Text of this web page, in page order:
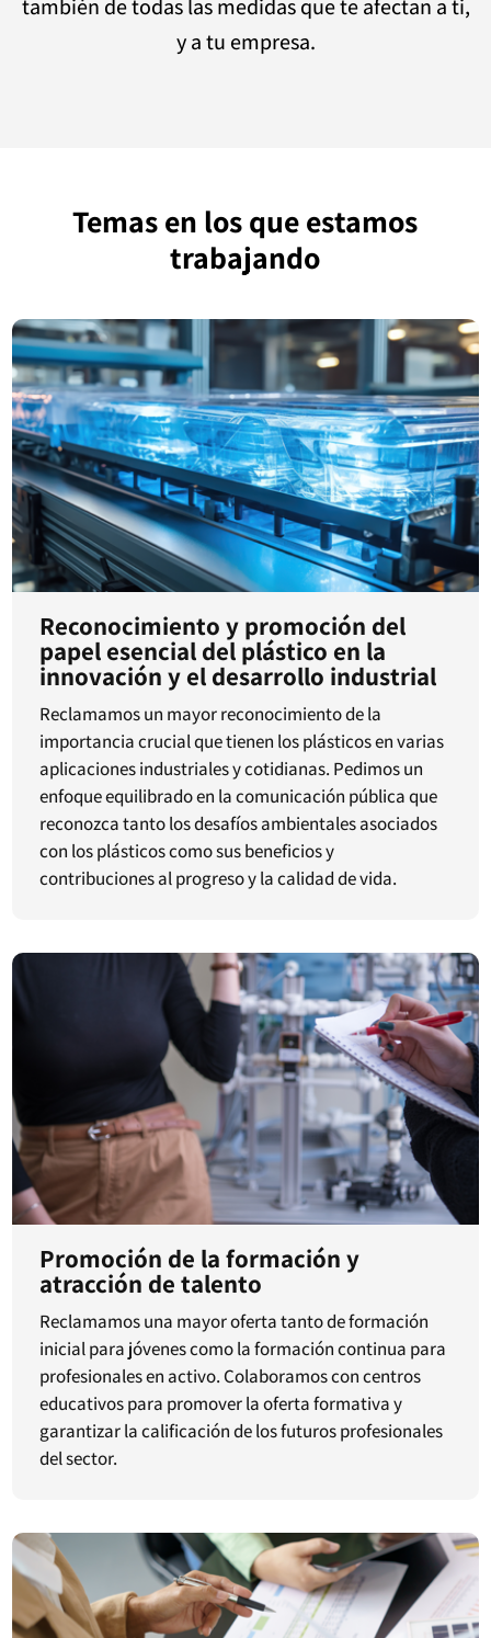
también de todas las medidas que te afectan a ti,
y a tu empresa.
Temas en los que estamos
trabajando
Reconocimiento y promoción del
papel esencial del plástico en la
innovación y el desarrollo industrial
Reclamamos un mayor reconocimiento de la
importancia crucial que tienen los plásticos en varias
aplicaciones industriales y cotidianas. Pedimos un
enfoque equilibrado en la comunicación pública que
reconozca tanto los desafíos ambientales asociados
con los plásticos como sus beneficios y
contribuciones al progreso y la calidad de vida.
Promoción de la formación y
atracción de talento
Reclamamos una mayor oferta tanto de formación
inicial para jóvenes como la formación continua para
profesionales en activo. Colaboramos con centros
educativos para promover la oferta formativa y
garantizar la calificación de los futuros profesionales
del sector.